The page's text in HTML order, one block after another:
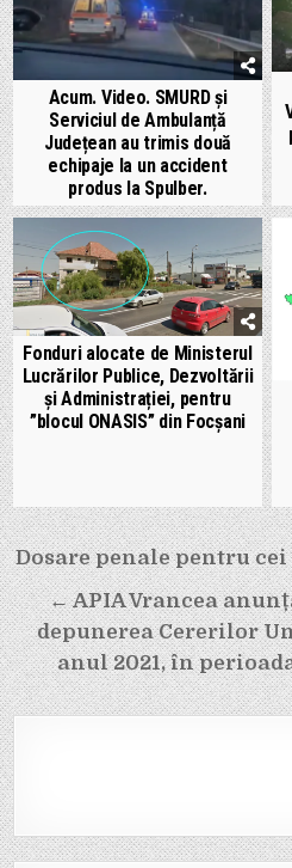
Acum. Video. SMURD și
Serviciul de Ambulanță
Județean au trimis două
echipaje la un accident
produs la Spulber.
Fonduri alocate de Ministerul
Lucrărilor Publice, Dezvoltării
și Administrației, pentru
”blocul ONASIS” din Focșani
Navigare
în
articole
Dosare penale pentru
← APIA Vrancea
depunerea Cererilor
anul 2021, în